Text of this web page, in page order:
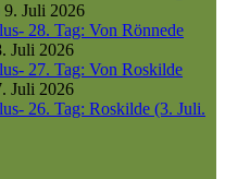
9. Juli 2026
28. Tag: Von Rönnede
Juli 2026
27. Tag: Von Roskilde
Juli 2026
26. Tag: Roskilde (3. Juli.